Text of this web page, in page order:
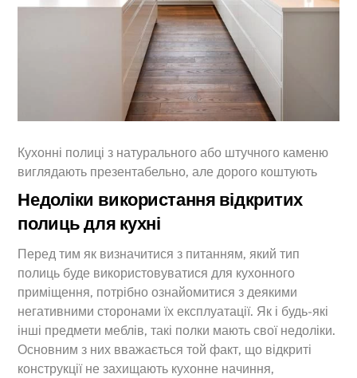
Кухонні полиці з натурального або штучного каменю
виглядають презентабельно, але дорого коштують
Недоліки використання відкритих
полиць для кухні
Перед тим як визначитися з питанням, який тип
полиць буде використовуватися для кухонного
приміщення, потрібно ознайомитися з деякими
негативними сторонами їх експлуатації. Як і будь-які
інші предмети меблів, такі полки мають свої недоліки.
Основним з них вважається той факт, що відкриті
конструкції не захищають кухонне начиння,